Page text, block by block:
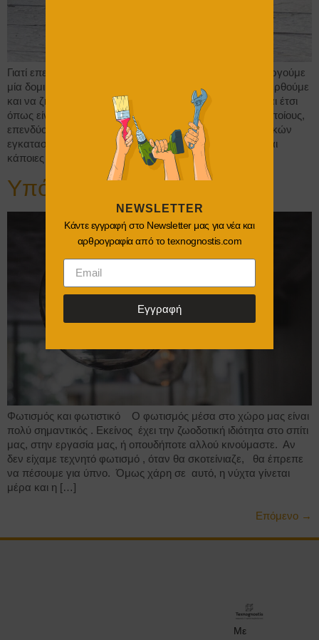
Γιατί επενδύουμε ένα δάπεδο ή έναν τοίχο Όταν δημιουργούμε
μία δομική επιφάνεια θέλουμε πάνω εκεί, να συμπεριφερθούμε
και να ζήσουμε. Θεωρητικά μπορούμε να το κάνουμε και έτσι
όπως είναι. Υπάρχουν όμως 4 βασικοί λόγοι για τους οποίους,
επενδύουμε μία δομική επιφάνεια : κάλυψη μηχανολογικών
εγκαταστάσεων, όπως σωλήνες υδραυλικές πιθανόν και
κάποιες κατ εξαίρεση ηλεκτρολογικές κλπ […]
Υπόθεση : φωτιστικό
Φωτισμός και φωτιστικό Ο φωτισμός μέσα στο χώρο μας είναι
πολύ σημαντικός . Εκείνος έχει την ζωοδοτική ιδιότητα στο σπίτι
μας, στην εργασία μας, ή οπουδήποτε αλλού κινούμαστε. Αν
δεν είχαμε τεχνητό φωτισμό , όταν θα σκοτείνιαζε, θα έπρεπε
να πέσουμε για ύπνο. Όμως χάρη σε αυτό, η νύχτα γίνεται
μέρα και η […]
Επόμενο →
Με
NEWSLETTER
Κάντε εγγραφή στο Newsletter μας για νέα και
αρθρογραφία από το texnognostis.com
Εγγραφή